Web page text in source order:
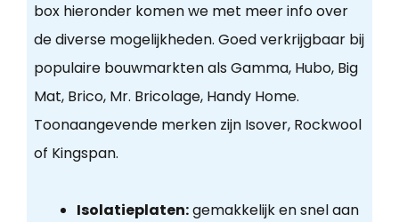
box hieronder komen we met meer info over
de diverse mogelijkheden. Goed verkrijgbaar bij
populaire bouwmarkten als Gamma, Hubo, Big
Mat, Brico, Mr. Bricolage, Handy Home.
Toonaangevende merken zijn Isover, Rockwool
of Kingspan.
Isolatieplaten:gemakkelijk en snel aan